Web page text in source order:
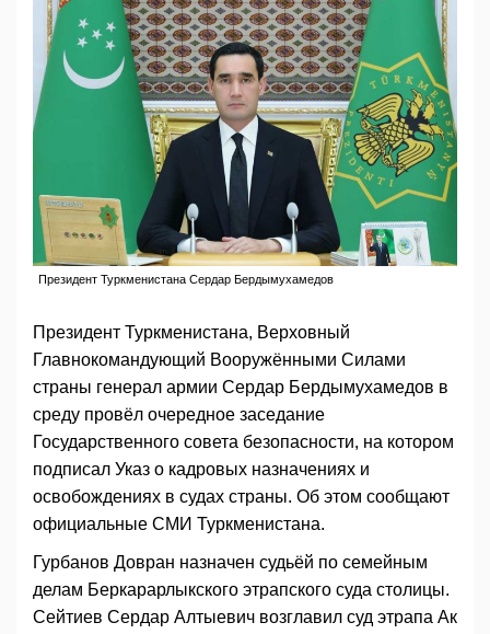
Президент Туркменистана Сердар Бердымухамедов
Президент Туркменистана, Верховный
Главнокомандующий Вооружёнными Силами
страны генерал армии Сердар Бердымухамедов в
среду провёл очередное заседание
Государственного совета безопасности, на котором
подписал Указ о кадровых назначениях и
освобождениях в судах страны. Об этом сообщают
официальные СМИ Туркменистана.
Гурбанов Довран назначен судьёй по семейным
делам Беркарарлыкского этрапского суда столицы.
Сейтиев Сердар Алтыевич возглавил суд этрапа Ак